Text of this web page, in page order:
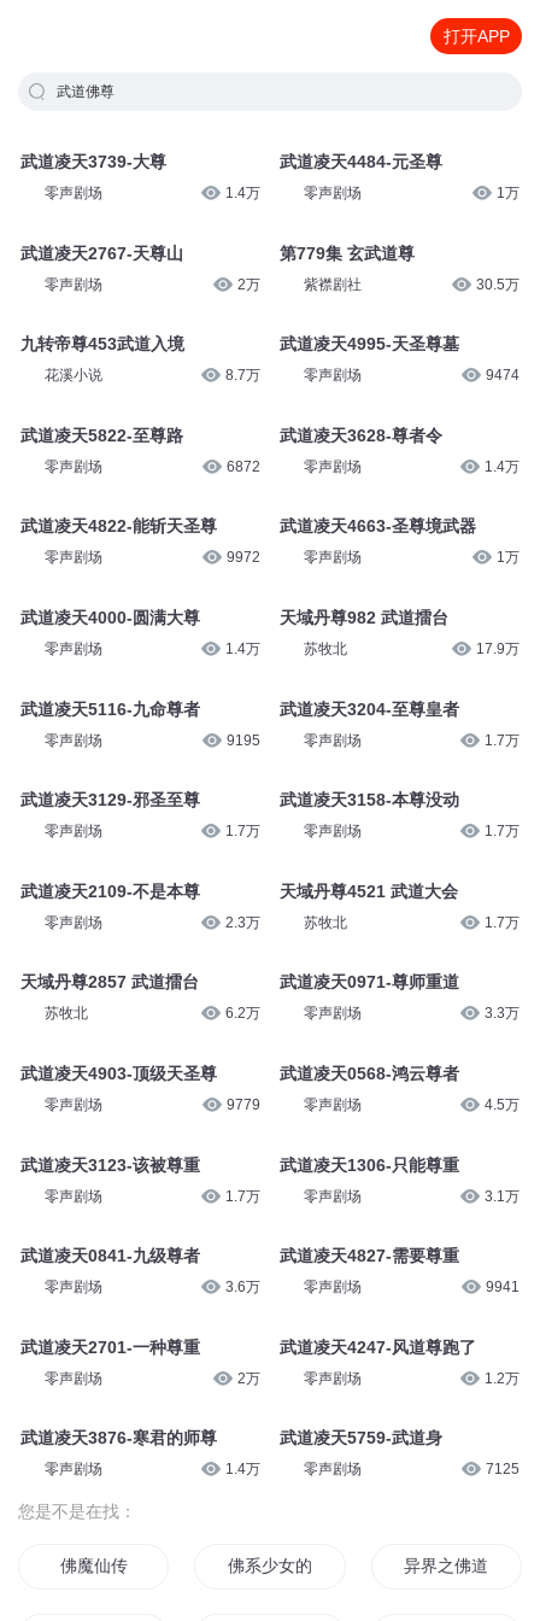
打开APP
武道佛尊
武道凌天3739-大尊
零声剧场 1.4万
武道凌天2767-天尊山
零声剧场 2万
九转帝尊453武道入境
花溪小说 8.7万
武道凌天5822-至尊路
零声剧场 6872
武道凌天4822-能斩天圣尊
零声剧场 9972
武道凌天4000-圆满大尊
零声剧场 1.4万
武道凌天5116-九命尊者
零声剧场 9195
武道凌天3129-邪圣至尊
零声剧场 1.7万
武道凌天2109-不是本尊
零声剧场 2.3万
天域丹尊2857 武道擂台
苏牧北 6.2万
武道凌天4903-顶级天圣尊
零声剧场 9779
武道凌天3123-该被尊重
零声剧场 1.7万
武道凌天0841-九级尊者
零声剧场 3.6万
武道凌天2701-一种尊重
零声剧场 2万
武道凌天3876-寒君的师尊
零声剧场 1.4万
武道凌天4484-元圣尊
零声剧场 1万
第779集 玄武道尊
紫襟剧社 30.5万
武道凌天4995-天圣尊墓
零声剧场 9474
武道凌天3628-尊者令
零声剧场 1.4万
武道凌天4663-圣尊境武器
零声剧场 1万
天域丹尊982 武道擂台
苏牧北 17.9万
武道凌天3204-至尊皇者
零声剧场 1.7万
武道凌天3158-本尊没动
零声剧场 1.7万
天域丹尊4521 武道大会
苏牧北 1.7万
武道凌天0971-尊师重道
零声剧场 3.3万
武道凌天0568-鸿云尊者
零声剧场 4.5万
武道凌天1306-只能尊重
零声剧场 3.1万
武道凌天4827-需要尊重
零声剧场 9941
武道凌天4247-风道尊跑了
零声剧场 1.2万
武道凌天5759-武道身
零声剧场 7125
您是不是在找：
佛魔仙传 佛系少女的恋爱日记 异界之佛道小公子